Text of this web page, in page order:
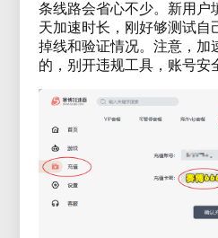
条线路会省心不少。新用户
天加速时长，刚好够测试自
掉线和验证情况。注意，加
的，别开违规工具，账号安